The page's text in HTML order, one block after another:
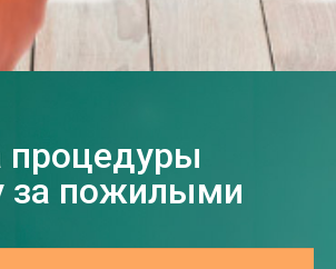
за пожилыми